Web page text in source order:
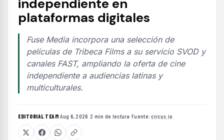
independiente en
plataformas digitales
Fuse Media incorpora una selección de
películas de Tribeca Films a su servicio SVOD y
canales FAST, ampliando la oferta de cine
independiente a audiencias latinas y
multiculturales.
EDITORIAL TEAM·Aug 6, 2026 ·2 min de lectura ·Fuente:circus.io